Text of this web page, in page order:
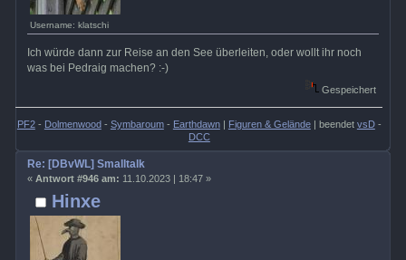
Username: klatschi
Ich würde dann zur Reise an den See überleiten, oder wollt ihr noch
was bei Pedraig machen? :-)
Gespeichert
PF2- Dolmenwood- Symbaroum- Earthdawn| Figuren & Gelände| beendet vsD-
DCC
Hinxe
Re: [DBvWL] Smalltalk
« Antwort #946 am: 11.10.2023 | 18:47 »